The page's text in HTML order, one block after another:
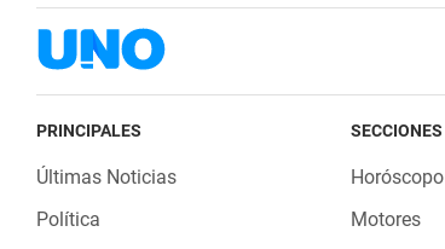
PRINCIPALES
Últimas Noticias
Política
SECCIONES
Horóscopo
Motores